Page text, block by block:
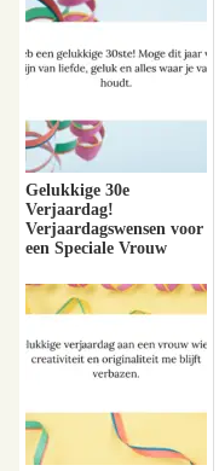
Gelukkige 30e
Verjaardag!
Verjaardagswensen voor
een Speciale Vrouw